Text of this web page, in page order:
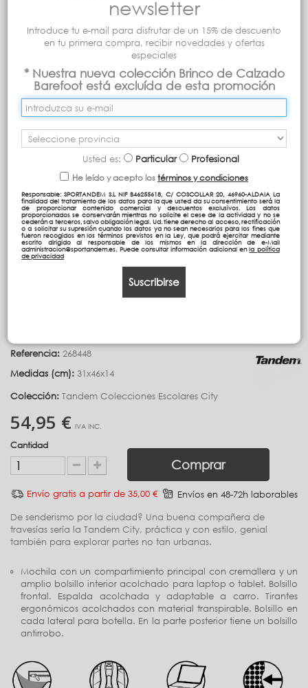
newsletter
Introduce tu e-mail para disfrutar de un 15% de descuento
en tu primera compra, recibir novedades y ofertas
especiales
* Nuestra nueva colección Brinco de Calzado
Barefoot está excluída de esta promoción
Usted es: Particular Profesional
He leído y acepto los términos y condiciones
Responsable: SPORTANDEM S.L NIF B46255618, C/ COSCOLLAR 20, 46960-ALDAIA La
finalidad del tratamiento de los datos para la que usted da su consentimiento será la
de proporcionar contenido comercial y descuentos exclusivos. Los datos
proporcionados se conservarán mientras no solicite el cese de la actividad y no se
cederán a terceros, salvo obligación legal. Ud. tiene derecho al acceso, rectificación
o a solicitar su supresión cuando los datos ya no sean necesarios para los fines que
fueron recogidos en los términos previstos en la Ley, que podrá ejercitar mediante
escrito dirigido al responsable de los mismos en la dirección de e-Mail
administracion@sportandem.es. Puede consultar información adicional enla política
de privacidad
Suscribirse
Referencia: 268448
Medidas (cm): 31x46x14
Colección: Tandem Colecciones Escolares City
54,95 € IVA INC.
Cantidad
Comprar
Envío gratis a partir de 35,00 € Envíos en 48-72h laborables
De senderismo por la ciudad? Una buena compañera de
travesías sería la Tandem City, práctica y con estilo, genial
también para explorar partes no tan urbanas.
Mochila con un compartimiento principal con cremallera y un
amplio bolsillo interior acolchado para laptop o tablet. Bolsillo
frontal. Espalda acolchada y adaptable a carro. Tirantes
ergonómicos acolchados con material transpirable. Bolsillo en
cada lateral para botella. En la parte posterior tiene un bolsillo
antirrobo.